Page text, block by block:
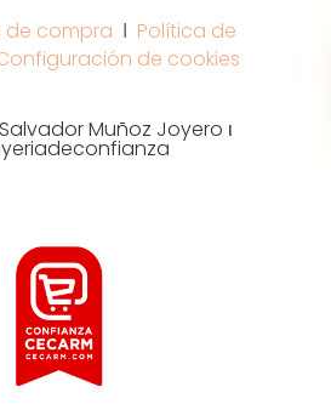
de compra Ι Política de
de cookies
Muñoz Joyero ι